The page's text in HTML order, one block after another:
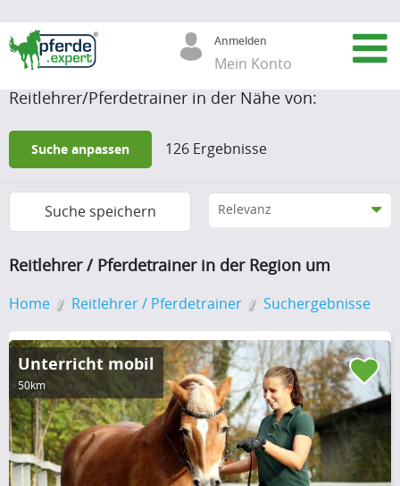
Anmelden
Mein Konto
Reitlehrer/Pferdetrainer in der Nähe von:
Suche anpassen
126
Filter löschen
Postleitzahl / Ort
Umkreis
Suchbegriff
Angebote
Unterichtete Reitweisen
Unterrichtsthemen & Disziplinen
126 Ergebnisse
Suche speichern
Reitlehrer / Pferdetrainer in der Region um
Home Reitlehrer / Pferdetrainer Suchergebnisse
Unterricht mobil
50km